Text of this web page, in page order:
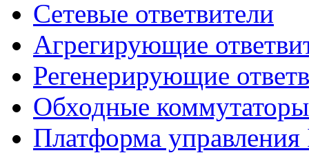
Сетевые ответвители
Агрегирующие
Регенерирующие
Обходные коммутаторы
Платформа